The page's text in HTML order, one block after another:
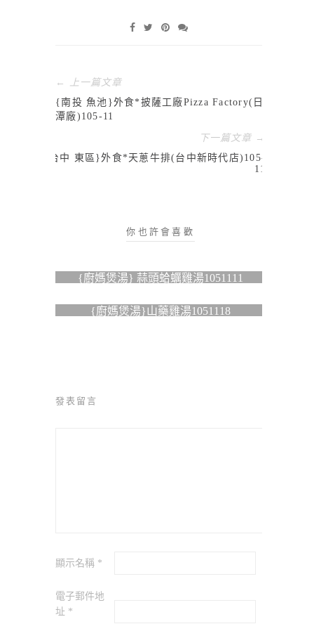
← 上一篇文章
{南投 魚池}外食*披薩工廠Pizza Factory(日月
潭廠)105-11
下一篇文章 →
{台中 東區}外食*天蔥牛排(台中新時代店)105-
11
你也許會喜歡
{廚媽煲湯} 蒜頭蛤蠣雞湯1051111
{廚媽煲湯}山藥雞湯1051118
發表留言
顯示名稱 *
電子郵件地
址 *